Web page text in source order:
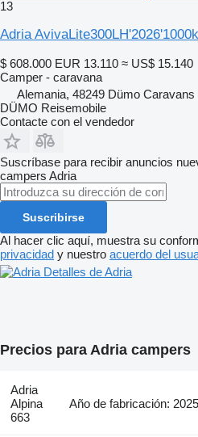
13
Adria
$ 608.000 EUR 13.110 ≈ US$ 15.140
Camper - caravana
Alemania, 48249 Dümo
DÜMO Reisemobile
Contacte con el vendedor
Suscríbase para recibir anuncios
campers Adria
Suscribirse
Al hacer clic aquí, muestra su
privacidad y nuestro acuerdo del
Detalles de Adria
Precios para Adria campers
Adria
Alpina
663
Año de fabricación: 2025